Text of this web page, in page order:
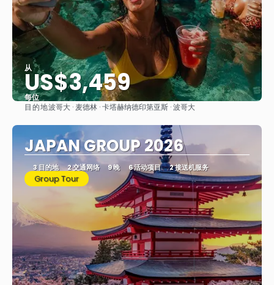
从
US$3,459
每位
看到
目的地波哥大 · 麦德林 · 卡塔赫纳德印第亚斯 · 波哥大
JAPAN GROUP 2026
3 目的地 2 交通网络 9 晚 6 活动项目 2 接送机服务
Group Tour